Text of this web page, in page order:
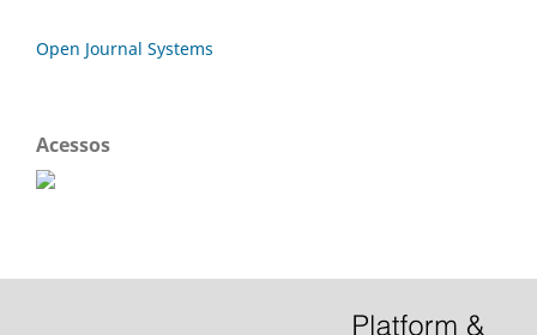
Open Journal Systems
Acessos